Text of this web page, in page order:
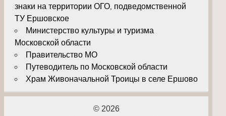
знаки на территории ОГО, подведомственной
ТУ Ершовское
Министерство культуры и туризма
Московской области
Правительство МО
Путеводитель по Московской области
Храм Живоначальной Троицы в селе Ершово
© 2026